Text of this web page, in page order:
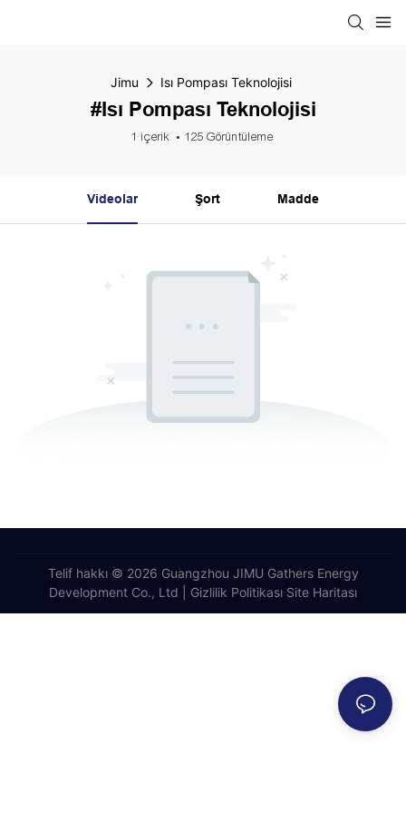
Jimu Isı Pompası Teknolojisi
#Isı Pompası Teknolojisi
1 içerik 125 Görüntüleme
Videolar Şort Madde
Telif hakkı © 2026 Guangzhou JIMU Gathers Energy
Development Co., Ltd |
Gizlilik Politikası Site Haritası